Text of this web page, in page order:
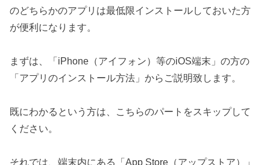
のどちらかのアプリは最低限インストールしておいた方
が便利になります。
まずは、「iPhone（アイフォン）等のiOS端末」の方の
「アプリのインストール方法」からご説明致します。
既にわかるという方は、こちらのパートをスキップして
ください。
それでは、端末内にある「App Store（アップストア）」